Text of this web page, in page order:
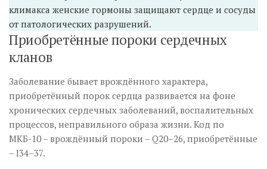
климакса женские гормоны защищают сердце и сосуды
от патологических разрушений.
Приобретённые пороки сердечных
кланов
Заболевание бывает врождённого характера,
приобретённый порок сердца развивается на фоне
хронических сердечных заболеваний, воспалительных
процессов, неправильного образа жизни. Код по
МКБ-10 – врождённый пороки – Q20–26, приобретённые
– I34–37.